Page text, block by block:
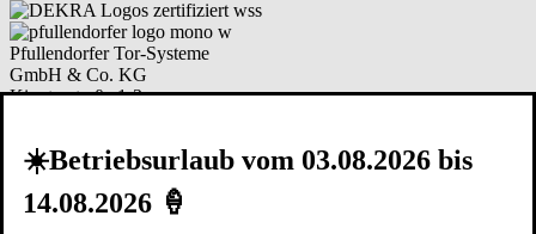
☀️Betriebsurlaub vom 03.08.2026 bis
14.08.2026 🍦
Pfullendorfer Tor-Systeme
GmbH & Co. KG
Kipptorstraße 1-3
Telefax: +49 (0)7552 6855